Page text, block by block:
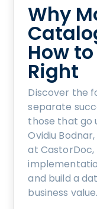
Why
How
Right
Discover the
separate
those that go
Ovidiu
at CastorDoc,
and build a
business value.